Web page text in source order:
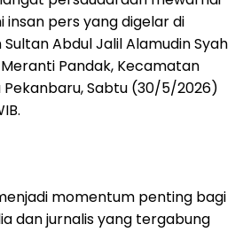
pers yang digelar di
Abdul Jalil Alamudin Syah
Pandak, Kecamatan
Pekanbaru, Sabtu (30/5/2026)
momentum penting bagi
dan jurnalis yang tergabung